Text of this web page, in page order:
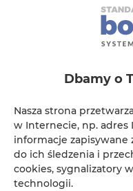
W zależności od
dowolną ilość
zaprezentowania
atrakcji turystycznych.
Dbamy o
Nasza strona
w Internecie, np. adres
informacje zapisywane
do ich śledzenia i
cookies, sygnalizatory
technologii.